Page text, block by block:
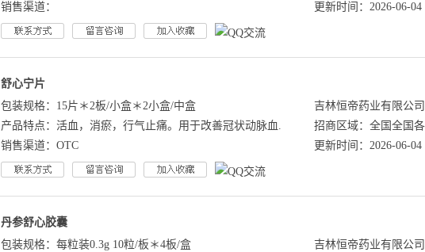
销售渠道：
更新时间：2026-06-04
舒心宁片
包装规格：15片＊2板/小盒＊2小盒/中盒
产品特点：活血，消瘀，行气止痛。用于改善冠状动脉血.
销售渠道：OTC
吉林恒帝药业有限公司
招商区域：全国全国
更新时间：2026-06-04
丹参舒心胶囊
包装规格：每粒装0.3g 10粒/板＊4板/盒
吉林恒帝药业有限公司